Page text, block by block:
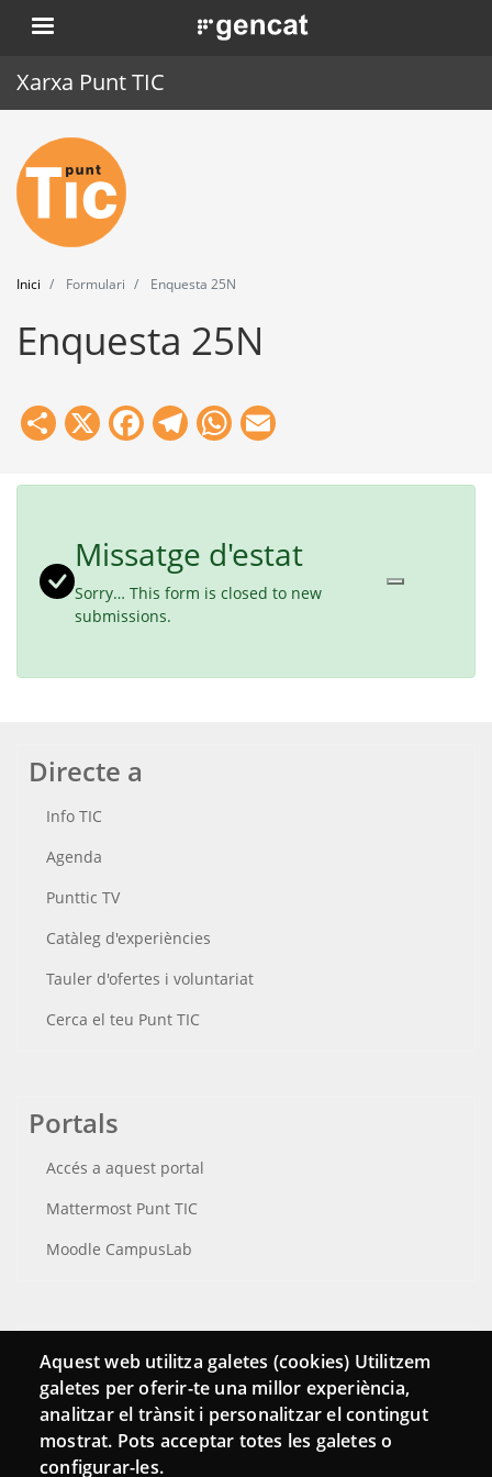
Vés
al
. Obre en una nova finestra.
Xarxa Punt TIC
Inici
Punt TIC
Actualitat
Agenda
Formació
Eines
Inici Formulari Enquesta 25N
Enquesta 25N
Share
X Facebook
Telegram
WhatsApp
Missatge d'estat
Sorry… This form is closed to new
submissions.
Directe a
Info TIC
Agenda
Punttic TV
Catàleg d'experiències
Tauler d'ofertes i voluntariat
Cerca el teu Punt TIC
Portals
Accés a aquest portal
Mattermost Punt TIC
Moodle CampusLab
Connecta
Bustia de contacte
Butlletins
Aquest web utilitza galetes (cookies) Utilitzem
galetes per oferir-te una millor experiència,
analitzar el trànsit i personalitzar el contingut
mostrat. Pots acceptar totes les galetes o
configurar-les.